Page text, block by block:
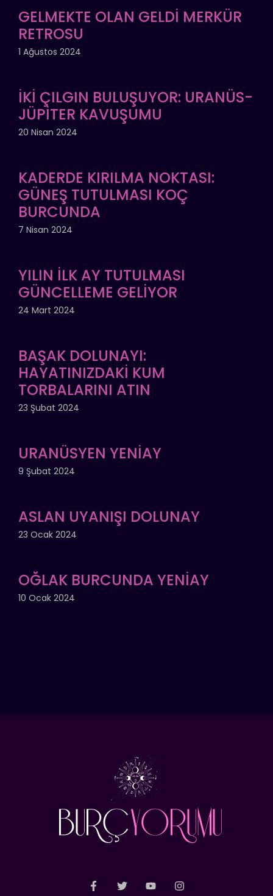
GELMEKTE OLAN GELDİ MERKÜR
RETROSU
1 Ağustos 2024
İKİ ÇILGIN BULUŞUYOR: URANÜS-
JÜPİTER KAVUŞUMU
20 Nisan 2024
KADERDE KIRILMA NOKTASI:
GÜNEŞ TUTULMASI KOÇ
BURCUNDA
7 Nisan 2024
YILIN İLK AY TUTULMASI
GÜNCELLEME GELİYOR
24 Mart 2024
BAŞAK DOLUNAYI:
HAYATINIZDAKİ KUM
TORBALARINI ATIN
23 Şubat 2024
URANÜSYEN YENİAY
9 Şubat 2024
ASLAN UYANIŞI DOLUNAY
23 Ocak 2024
OĞLAK BURCUNDA YENİAY
10 Ocak 2024